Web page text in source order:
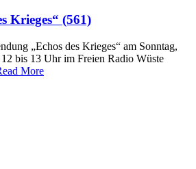
Krieges“ (561)
„Echos des Krieges“ am Sonntag,
bis 13 Uhr im Freien Radio Wüste
More